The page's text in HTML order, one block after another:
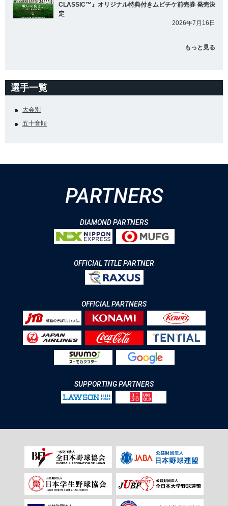
CLASSIC™』オリジナル特典付きムビチケ前売券 発売決
定
2026年7月16日
もっと見る
選手一覧
大会別
五十音順
PARTNERS
DIAMOND PARTNERS
OFFICIAL TITLE PARTNER
OFFICIAL PARTNERS
SUPPORTING PARTNERS